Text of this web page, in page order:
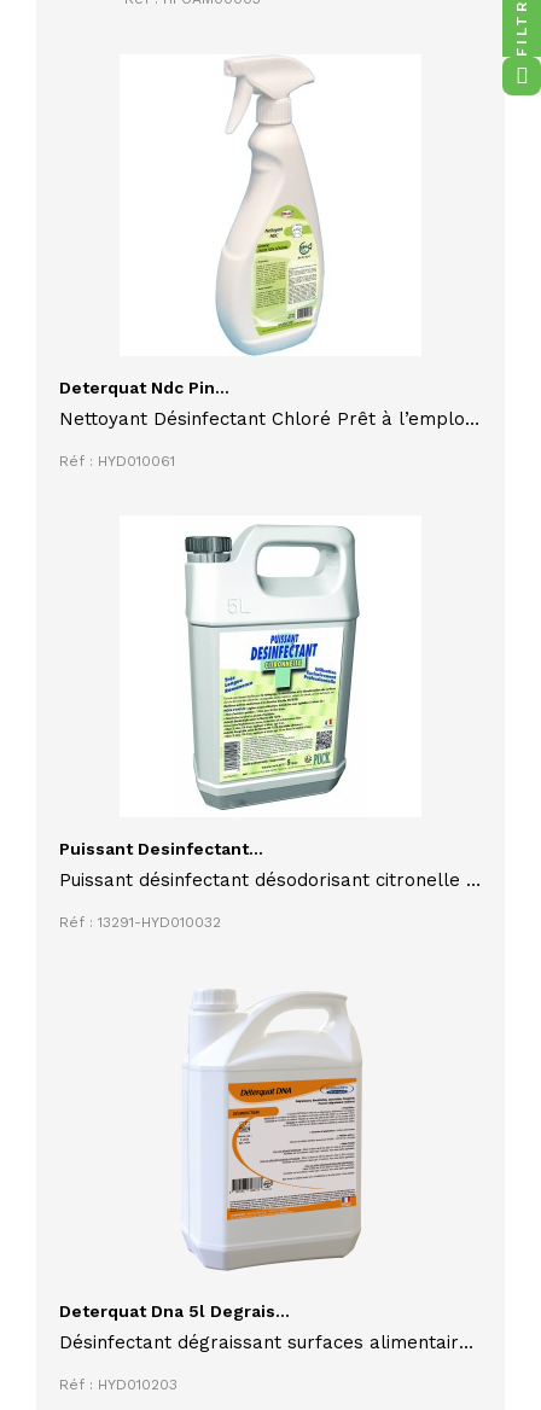
Deterquat Ndc Pin...
Nettoyant Désinfectant Chloré Prêt à l’emploi
Réf : HYD010061
Puissant Desinfectant...
Puissant désinfectant désodorisant citronelle 5
CERTIBIOCIDE OBLIGATOIRE
Réf : 13291-HYD010032
Deterquat Dna 5l Degrais...
Désinfectant dégraissant surfaces alimentaire
Réf : HYD010203